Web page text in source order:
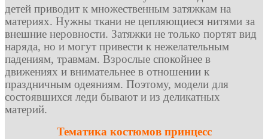
детей приводит к множественным затяжкам на
материях. Нужны ткани не цепляющиеся нитями за
внешние неровности. Затяжки не только портят вид
наряда, но и могут привести к нежелательным
падениям, травмам. Взрослые спокойнее в
движениях и внимательнее в отношении к
праздничным одеяниям. Поэтому, модели для
состоявшихся леди бывают и из деликатных
материй.
Тематика костюмов принцесс